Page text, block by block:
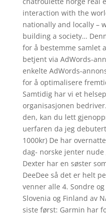
interaction with the
nationally and locally –
building a society…
for å bestemme samlet
betjent via AdWords-
enkelte AdWords-
for å optimalisere
Samtidig har vi et
organisasjonen
den, kan du lett
uerfaren da jeg
1000kr) De har
dag- norske jenter
Dexter har en søster
DeeDee så det er helt
venner alle 4. Sondre
Slovenia og Finland av
siste først: Garmin har